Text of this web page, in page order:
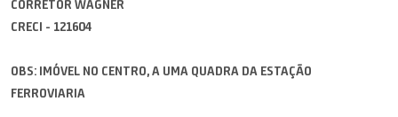
CORRETOR WAGNER
CRECI - 121604
OBS: IMÓVEL NO CENTRO, A UMA QUADRA DA ESTAÇÃO
FERROVIARIA